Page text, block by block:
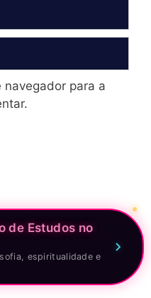
navegador para a
de Estudos no
espiritualidade e